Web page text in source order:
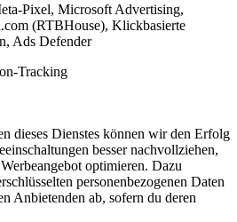
Pixel, Microsoft Advertising,
(RTBHouse), Klickbasierte
Ads Defender
Tracking
dieses Dienstes können wir den Erfolg
besser nachvollziehen,
optimieren. Dazu
personenbezogenen Daten
Anbietenden ab, sofern du deren